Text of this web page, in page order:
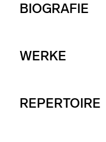
BIOGRAFIE
WERKE
REPERTOIRE